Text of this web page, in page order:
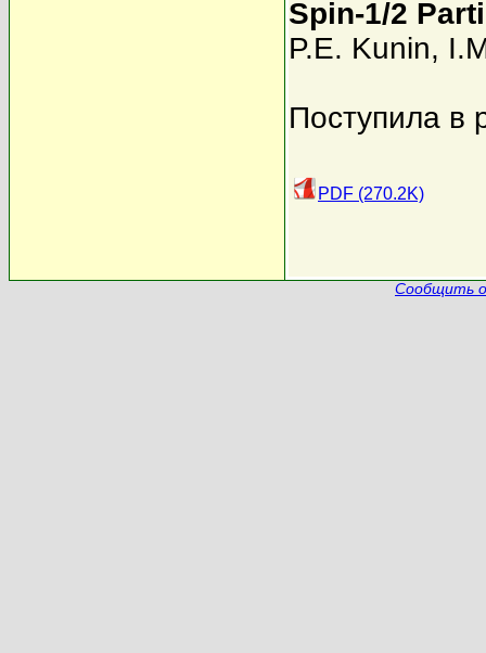
Spin-1/2
P.E. Kunin,
Поступила в
PDF (270.2K)
Сообщить о